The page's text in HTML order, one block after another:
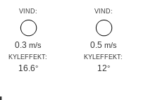
VIND:
0.3 m/s
KYLEFFEKT:
16.6°
VIND:
0.5 m/s
KYLEFFEKT:
12°